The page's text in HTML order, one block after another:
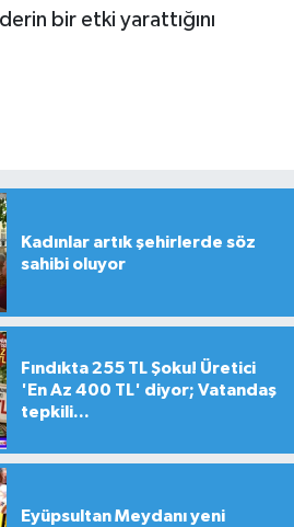
bir etki yarattığını
Kadınlar artık şehirlerde söz
sahibi oluyor
Fındıkta 255 TL Şoku! Üretici
'En Az 400 TL' diyor; Vatandaş
tepkili...
Eyüpsultan Meydanı yeni